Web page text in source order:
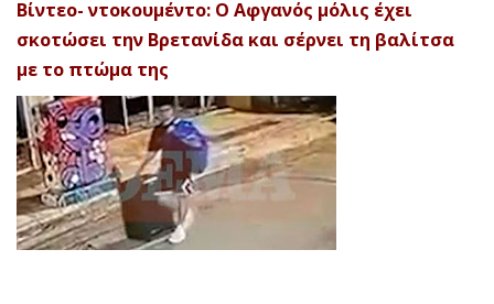
Βίντεο- ντοκουμέντο: Ο Αφγανός μόλις έχει
σκοτώσει την Βρετανίδα και σέρνει τη βαλίτσα
με το πτώμα της